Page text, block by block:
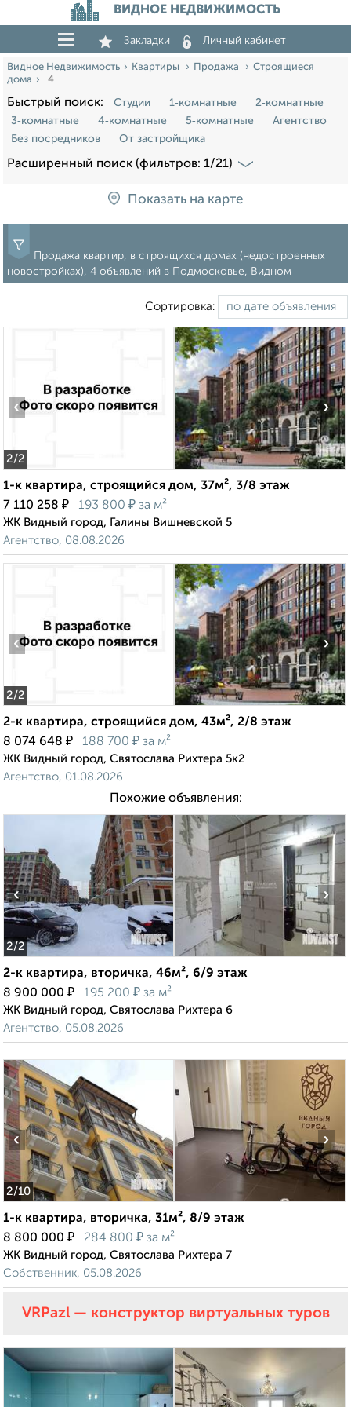
ВИДНОЕ НЕДВИЖИМОСТЬ
Закладки Личный кабинет
Видное Недвижимость Квартиры Продажа
Строящиеся
дома
4
Быстрый поиск: Студии 1‑комнатные
2‑комнатные
3‑комнатные
4‑комнатные 5‑комнатные
Агентство
Без посредников
От застройщика
Расширенный поиск (фильтров: 1/21)
Показать на карте
Продажа квартир, в строящихся домах (недостроенных
новостройках), 4 объявлений в Подмосковье, Видном
Сортировка:
2/2
‹ ›
1-к квартира, строящийся дом, 37м², 3/8 этаж
7 110 258 ₽ 193 800 ₽ за м²
ЖК Видный город, Галины Вишневской 5
Агентство, 08.08.2026
2/2
‹ ›
2-к квартира, строящийся дом, 43м², 2/8 этаж
8 074 648 ₽ 188 700 ₽ за м²
ЖК Видный город, Святослава Рихтера 5к2
Агентство, 01.08.2026
Похожие объявления:
2/2
‹ ›
2-к квартира, вторичка, 46м², 6/9 этаж
8 900 000 ₽ 195 200 ₽ за м²
ЖК Видный город, Святослава Рихтера 6
Агентство, 05.08.2026
2/10
‹ ›
1-к квартира, вторичка, 31м², 8/9 этаж
8 800 000 ₽ 284 800 ₽ за м²
ЖК Видный город, Святослава Рихтера 7
Собственник, 05.08.2026
VRPazl — конструктор виртуальных туров